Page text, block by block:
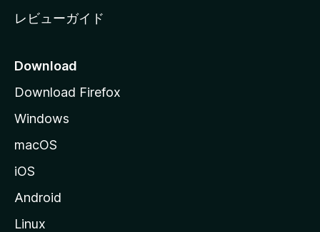
レビューガイド
Download
Download Firefox
Windows
macOS
iOS
Android
Linux